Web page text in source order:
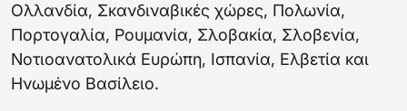
Ολλανδία, Σκανδιναβικές χώρες, Πολωνία,
Πορτογαλία, Ρουμανία, Σλοβακία, Σλοβενία,
Νοτιοανατολικά Ευρώπη, Ισπανία, Ελβετία και
Ηνωμένο Βασίλειο.